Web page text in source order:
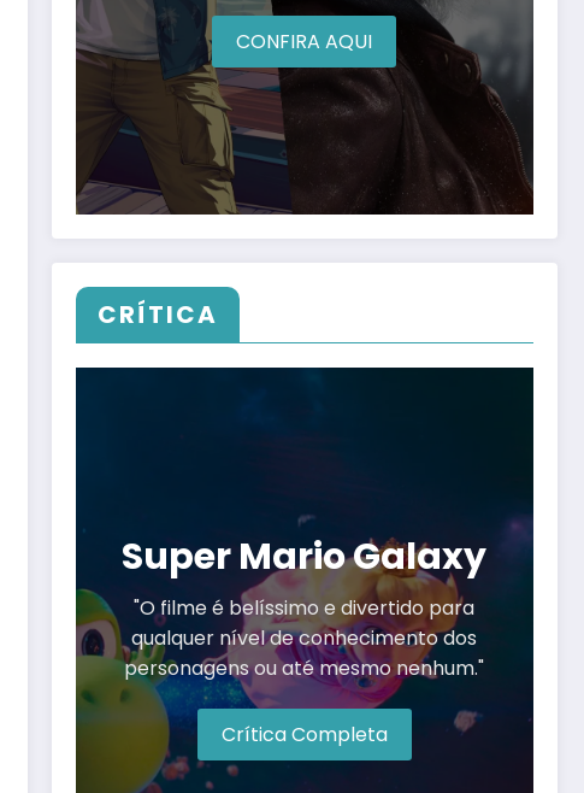
CONFIRA AQUI
CRÍTICA
Super Mario Galaxy
"O filme é belíssimo e divertido para
qualquer nível de conhecimento dos
personagens ou até mesmo nenhum."
Crítica Completa